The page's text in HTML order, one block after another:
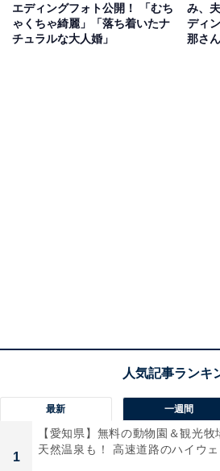
エディングフォト公開！ 「むち
ゃくちゃ綺麗」「落ち着いたナ
チュラルな大人婚」
み、
ディ
那さ
最新 一週間
1
【愛知県】無料の動物園＆観光
天然温泉も！ 高速道路のハイウェ